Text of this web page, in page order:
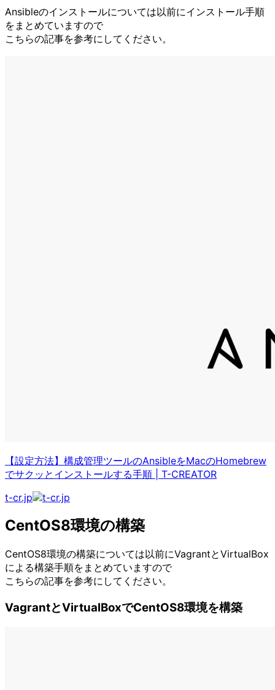
Ansibleのインストールについては以前にインストール手順
をまとめていますので
こちらの記事を参考にしてください。
【設定方法】構成管理ツールのAnsibleをMacのHomebrew
でサクッとインストールする手順
T-CREATOR
t-cr.jp
CentOS8環境の構築
CentOS8環境の構築については以前にVagrantとVirtualBox
による構築手順をまとめていますので
こちらの記事を参考にしてください。
VagrantとVirtualBoxでCentOS8環境を構築